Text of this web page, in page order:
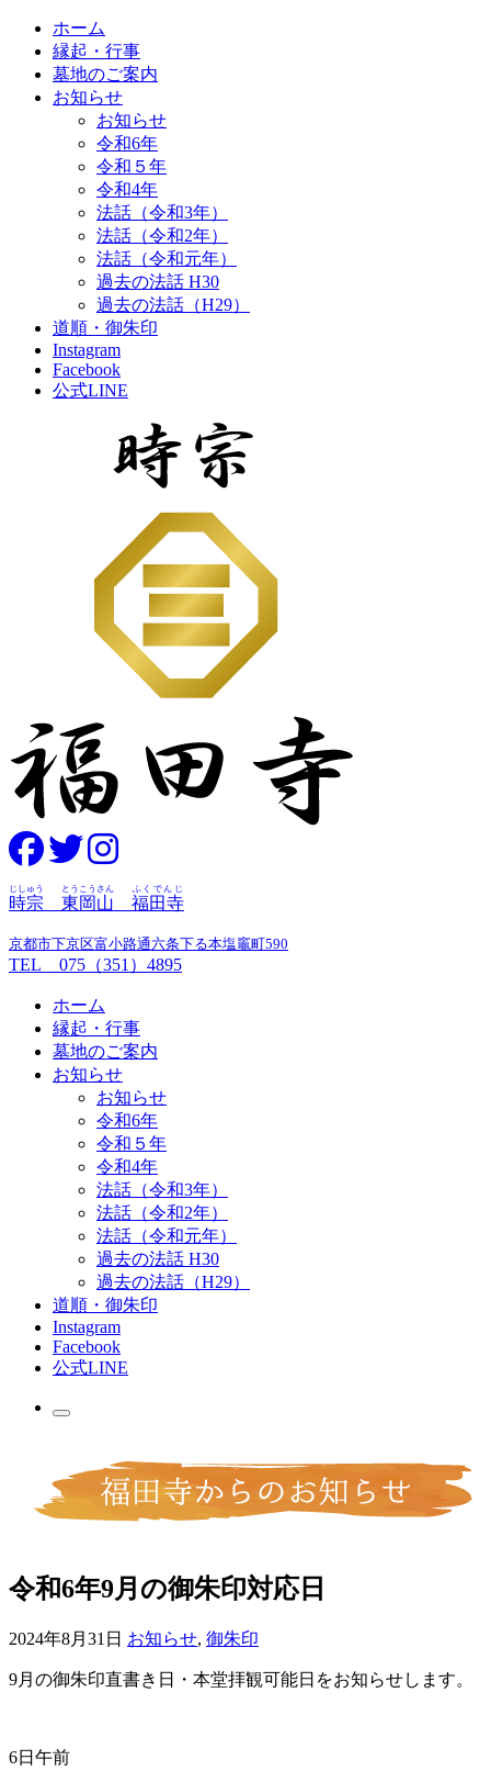
ホーム
縁起・行事
墓地のご案内
お知らせ
お知らせ
令和6年
令和５年
令和4年
法話（令和3年）
法話（令和2年）
法話（令和元年）
過去の法話 H30
過去の法話（H29）
道順・御朱印
Instagram
Facebook
公式LINE
時宗
じしゅう
東岡山
とうこうさん
福田寺
ふくでんじ
京都市下京区富小路通六条下る本塩竈町590
TEL 075（351）4895
ホーム
縁起・行事
墓地のご案内
お知らせ
お知らせ
令和6年
令和５年
令和4年
法話（令和3年）
法話（令和2年）
法話（令和元年）
過去の法話 H30
過去の法話（H29）
道順・御朱印
Instagram
Facebook
公式LINE
令和6年9月の御朱印対応日
2024年8月31日 お知らせ, 御朱印
9月の御朱印直書き日・本堂拝観可能日をお知らせします。
6日午前